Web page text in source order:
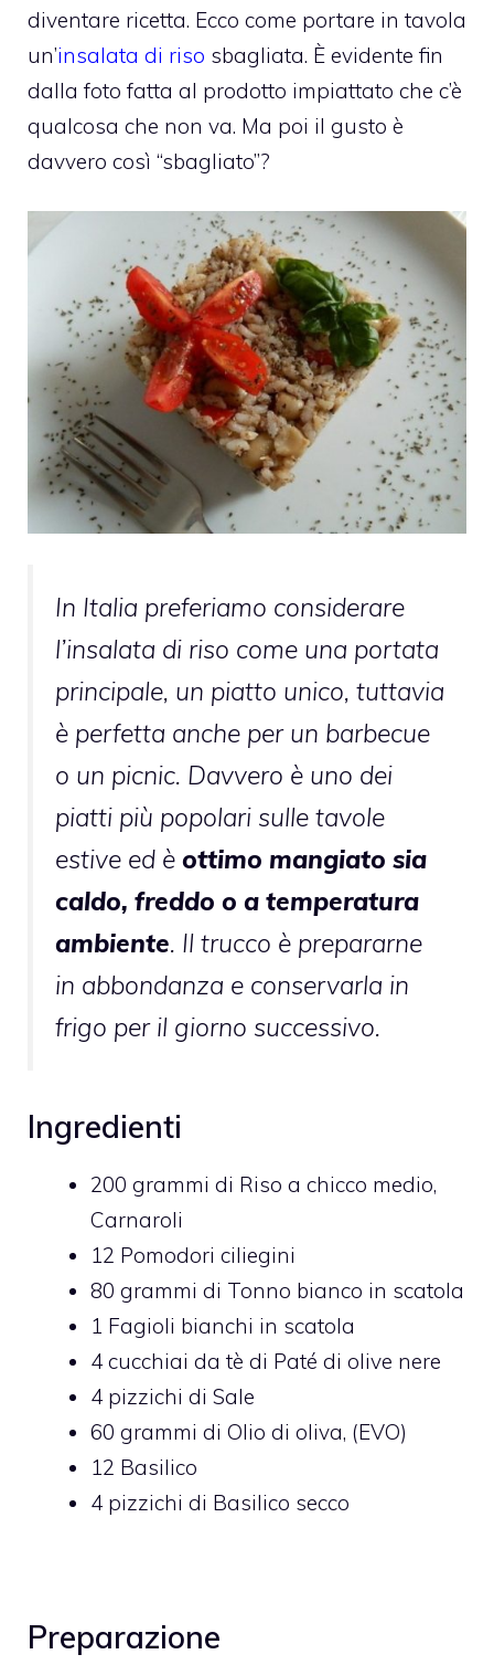
diventare ricetta. Ecco come portare in tavola
un’insalata di riso sbagliata. È evidente fin
dalla foto fatta al prodotto impiattato che c’è
qualcosa che non va. Ma poi il gusto è
davvero così “sbagliato”?
In Italia preferiamo considerare
l’insalata di riso come una portata
principale, un piatto unico, tuttavia
è perfetta anche per un barbecue
o un picnic. Davvero è uno dei
piatti più popolari sulle tavole
estive ed è ottimo mangiato sia
caldo, freddo o a temperatura
ambiente. Il trucco è prepararne
in abbondanza e conservarla in
frigo per il giorno successivo.
Ingredienti
200 grammi di Riso a chicco medio,
Carnaroli
12 Pomodori ciliegini
80 grammi di Tonno bianco in scatola
1 Fagioli bianchi in scatola
4 cucchiai da tè di Paté di olive nere
4 pizzichi di Sale
60 grammi di Olio di oliva, (EVO)
12 Basilico
4 pizzichi di Basilico secco
Preparazione